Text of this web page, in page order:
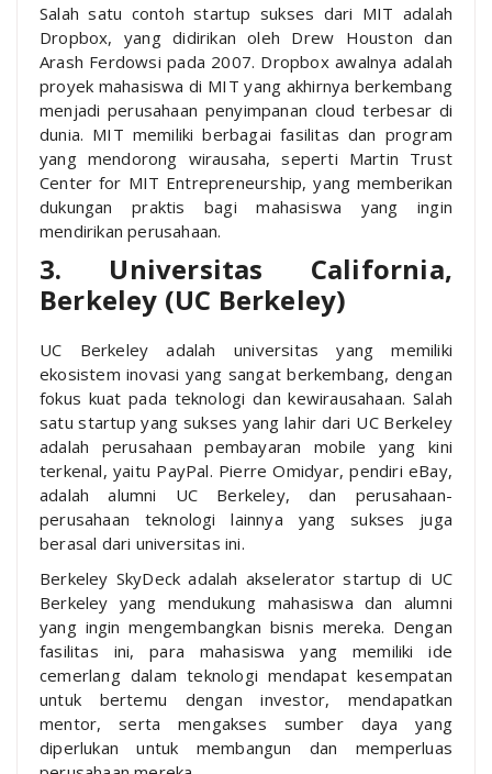
Salah satu contoh startup sukses dari MIT adalah
Dropbox, yang didirikan oleh Drew Houston dan
Arash Ferdowsi pada 2007. Dropbox awalnya adalah
proyek mahasiswa di MIT yang akhirnya berkembang
menjadi perusahaan penyimpanan cloud terbesar di
dunia. MIT memiliki berbagai fasilitas dan program
yang mendorong wirausaha, seperti Martin Trust
Center for MIT Entrepreneurship, yang memberikan
dukungan praktis bagi mahasiswa yang ingin
mendirikan perusahaan.
3. Universitas California,
Berkeley (UC Berkeley)
UC Berkeley adalah universitas yang memiliki
ekosistem inovasi yang sangat berkembang, dengan
fokus kuat pada teknologi dan kewirausahaan. Salah
satu startup yang sukses yang lahir dari UC Berkeley
adalah perusahaan pembayaran mobile yang kini
terkenal, yaitu PayPal. Pierre Omidyar, pendiri eBay,
adalah alumni UC Berkeley, dan perusahaan-
perusahaan teknologi lainnya yang sukses juga
berasal dari universitas ini.
Berkeley SkyDeck adalah akselerator startup di UC
Berkeley yang mendukung mahasiswa dan alumni
yang ingin mengembangkan bisnis mereka. Dengan
fasilitas ini, para mahasiswa yang memiliki ide
cemerlang dalam teknologi mendapat kesempatan
untuk bertemu dengan investor, mendapatkan
mentor, serta mengakses sumber daya yang
diperlukan untuk membangun dan memperluas